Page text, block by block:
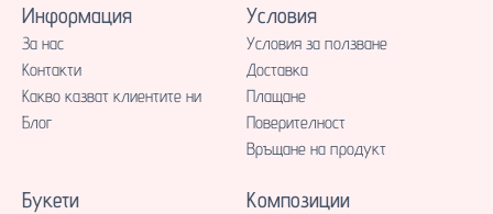
Информация
За нас
Контакти
Какво казват клиентите ни
Блог
Условия
Условия за ползване
Доставка
Плащане
Поверителност
Връщане на продукт
Букети Композиции